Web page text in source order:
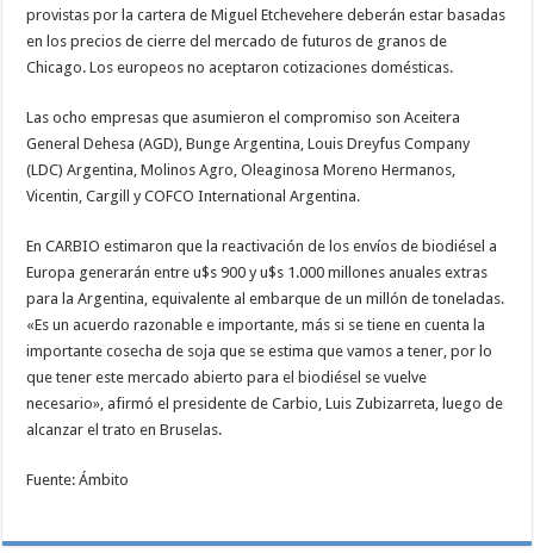
provistas por la cartera de Miguel Etchevehere deberán estar basadas
en los precios de cierre del mercado de futuros de granos de
Chicago. Los europeos no aceptaron cotizaciones domésticas.
Las ocho empresas que asumieron el compromiso son Aceitera
General Dehesa (AGD), Bunge Argentina, Louis Dreyfus Company
(LDC) Argentina, Molinos Agro, Oleaginosa Moreno Hermanos,
Vicentin, Cargill y COFCO International Argentina.
En CARBIO estimaron que la reactivación de los envíos de biodiésel a
Europa generarán entre u$s 900 y u$s 1.000 millones anuales extras
para la Argentina, equivalente al embarque de un millón de toneladas.
«Es un acuerdo razonable e importante, más si se tiene en cuenta la
importante cosecha de soja que se estima que vamos a tener, por lo
que tener este mercado abierto para el biodiésel se vuelve
necesario», afirmó el presidente de Carbio, Luis Zubizarreta, luego de
alcanzar el trato en Bruselas.
Fuente: Ámbito